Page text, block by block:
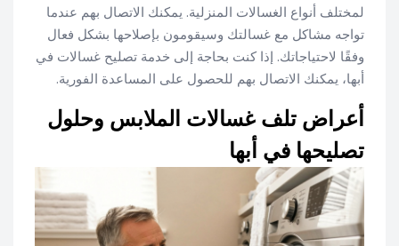
لمختلف أنواع الغسالات المنزلية. يمكنك الاتصال بهم عندما
تواجه مشاكل مع غسالتك وسيقومون بإصلاحها بشكل فعال
وفقًا لاحتياجاتك. إذا كنت بحاجة إلى خدمة تصليح غسالات في
أبها، يمكنك الاتصال بهم للحصول على المساعدة الفورية.
أعراض تلف غسالات الملابس وحلول
تصليحها في أبها